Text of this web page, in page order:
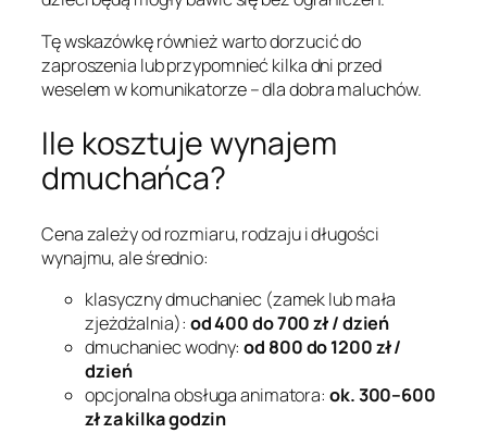
Tę wskazówkę również warto dorzucić do
zaproszenia lub przypomnieć kilka dni przed
weselem w komunikatorze – dla dobra maluchów.
Ile kosztuje wynajem
dmuchańca?
Cena zależy od rozmiaru, rodzaju i długości
wynajmu, ale średnio:
klasyczny dmuchaniec (zamek lub mała
zjeżdżalnia): od 400 do 700 zł / dzień
dmuchaniec wodny:od 800 do 1200 zł /
dzień
opcjonalna obsługa animatora: ok. 300–600
zł za kilka godzin